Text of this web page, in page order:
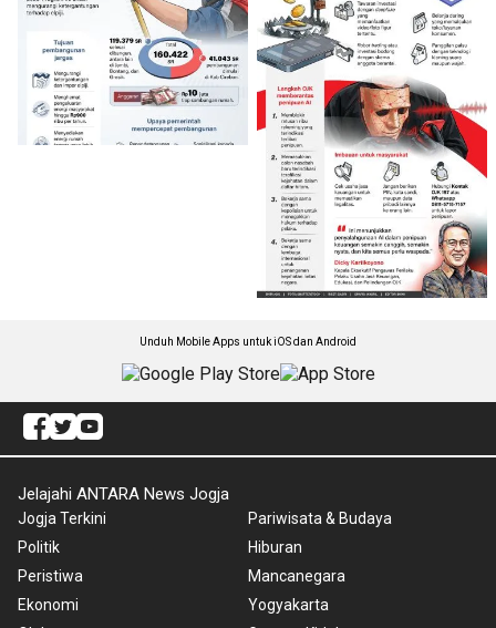
Unduh Mobile Apps untuk iOS dan Android
Jelajahi ANTARA News Jogja
Jogja Terkini
Politik
Peristiwa
Ekonomi
Pariwisata & Budaya
Hiburan
Mancanegara
Yogyakarta